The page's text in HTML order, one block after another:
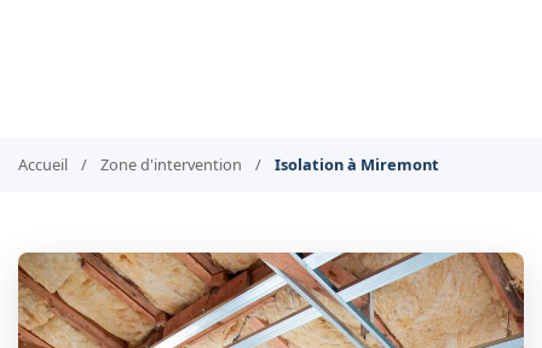
Accueil / Zone d'intervention / Isolation à Miremont